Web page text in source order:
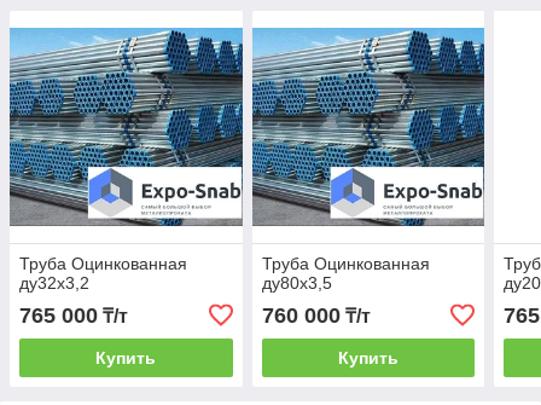
Труба Оцинкованная
ду32х3,2
765 000 ₸/т
Купить
Труба Оцинкованная
ду80х3,5
760 000₸/т
Купить